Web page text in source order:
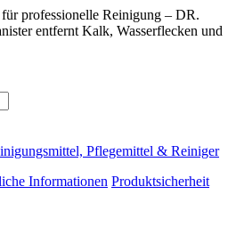
professionelle Reinigung – DR.
entfernt Kalk, Wasserflecken und
Pflegemittel & Reiniger
Informationen Produktsicherheit